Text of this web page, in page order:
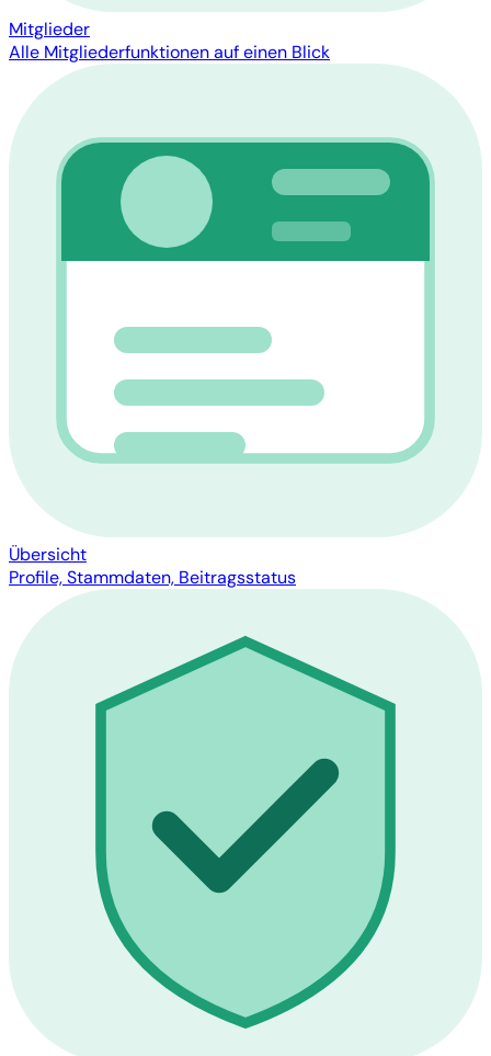
Mitglieder
Alle Mitgliederfunktionen auf einen Blick
Übersicht
Profile, Stammdaten, Beitragsstatus